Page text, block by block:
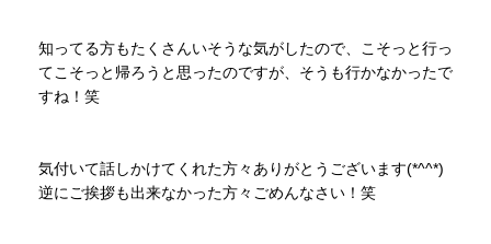
知ってる方もたくさんいそうな気がしたので、こそっと行っ
てこそっと帰ろうと思ったのですが、そうも行かなかったで
すね！笑
気付いて話しかけてくれた方々ありがとうございます(*^^*)
逆にご挨拶も出来なかった方々ごめんなさい！笑